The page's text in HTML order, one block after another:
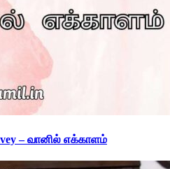
– வானில் எக்காளம்